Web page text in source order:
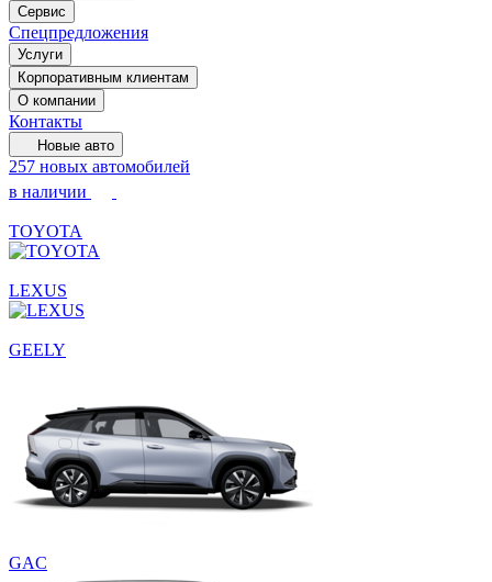
Сервис
Спецпредложения
Услуги
Корпоративным клиентам
О компании
Контакты
Новые авто
257 новых автомобилей
в наличии
TOYOTA
LEXUS
GEELY
GAC